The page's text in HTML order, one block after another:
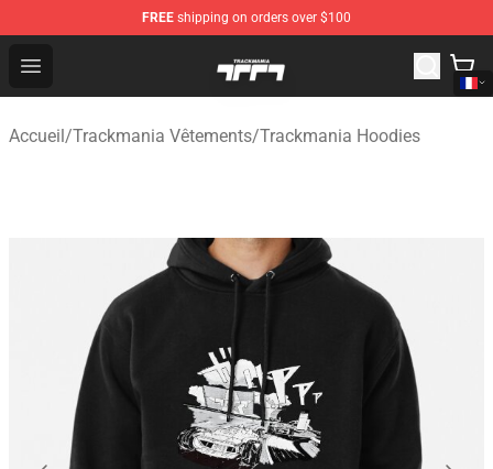
FREE shipping on orders over $100
Open menu
Trackmania Store - Official Trackmania Merchandise
Accueil/Trackmania Vêtements/Trackmania Hoodies